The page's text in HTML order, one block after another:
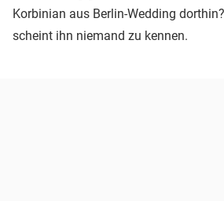
Korbinian aus Berlin-Wedding
scheint ihn niemand zu kennen.